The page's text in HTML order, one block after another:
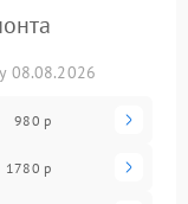
08.08.2026
980 р
1780 р